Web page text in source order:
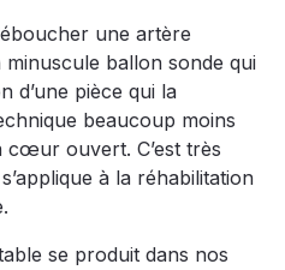
une artère
minuscule ballon sonde qui
d’une pièce qui la
beaucoup moins
cœur ouvert. C’est très
à la réhabilitation
se produit dans nos